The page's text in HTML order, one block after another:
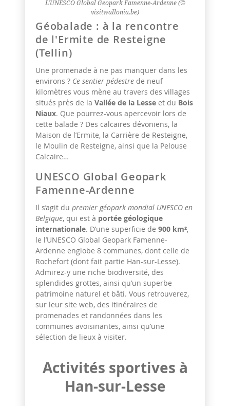
L'UNESCO Global Geopark Famenne-Ardenne (©
visitwallonia.be)
Géobalade : à la rencontre
de l'Ermite de Resteigne
(Tellin)
Une promenade à ne pas manquer dans les
environs ? Ce sentier pédestre de neuf
kilomètres vous mène au travers des villages
situés près de la Vallée de la Lesse et du Bois
Niaux. Que pourrez-vous apercevoir lors de
cette balade ? Des calcaires dévoniens, la
Maison de l’Ermite, la Carrière de Resteigne,
le Moulin de Resteigne, ainsi que la Pelouse
Calcaire…
UNESCO Global Geopark
Famenne-Ardenne
Il s’agit du premier géopark mondial UNESCO en
Belgique, qui est à portée géologique
internationale. D’une superficie de 900 km²,
le l’UNESCO Global Geopark Famenne-
Ardenne englobe 8 communes, dont celle de
Rochefort (dont fait partie Han-sur-Lesse).
Admirez-y une riche biodiversité, des
splendides grottes, ainsi qu’un superbe
patrimoine naturel et bâti. Vous retrouverez,
sur leur site web, des itinéraires de
promenades et randonnées dans les
communes avoisinantes, ainsi qu’une
sélection de lieux à visiter.
Activités sportives à
Han-sur-Lesse